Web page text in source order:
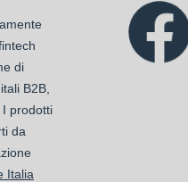
fintech
di
B2B,
prodotti
da
Italia